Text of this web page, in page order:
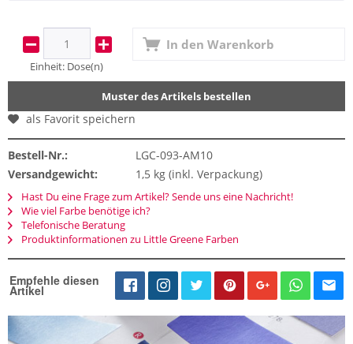
Einheit: Dose(n)
In den Warenkorb
Muster des Artikels bestellen
als Favorit speichern
Bestell-Nr.:
LGC-093-AM10
Versandgewicht:
1,5 kg (inkl. Verpackung)
Hast Du eine Frage zum Artikel? Sende uns eine Nachricht!
Wie viel Farbe benötige ich?
Telefonische Beratung
Produktinformationen zu Little Greene Farben
Empfehle diesen
Artikel